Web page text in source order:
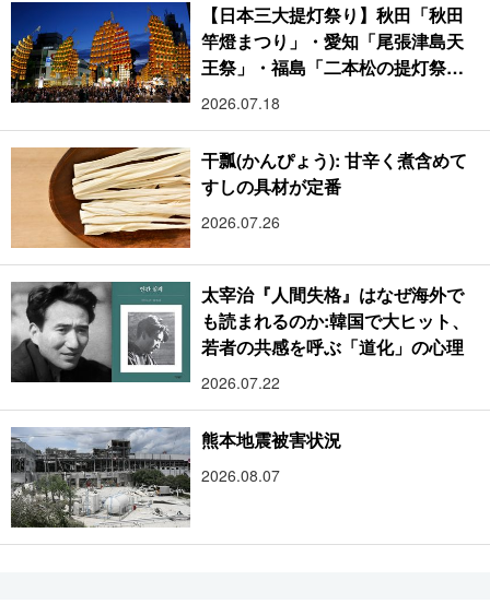
【日本三大提灯祭り】秋田「秋田
竿燈まつり」・愛知「尾張津島天
王祭」・福島「二本松の提灯祭
り」:おびただしい灯火が夜空を照
2026.07.18
干瓢(かんぴょう): 甘辛く煮含めて
すしの具材が定番
2026.07.26
太宰治『人間失格』はなぜ海外で
も読まれるのか:韓国で大ヒット、
若者の共感を呼ぶ「道化」の心理
2026.07.22
熊本地震被害状況
2026.08.07